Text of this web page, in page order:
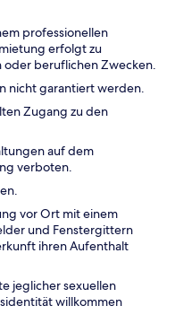
professionellen
erfolgt zu
beruflichen Zwecken.
nicht garantiert werden.
Zugang zu den
auf dem
verboten.
vor Ort mit einem
und Fenstergittern
ihren Aufenthalt
jeglicher sexuellen
willkommen